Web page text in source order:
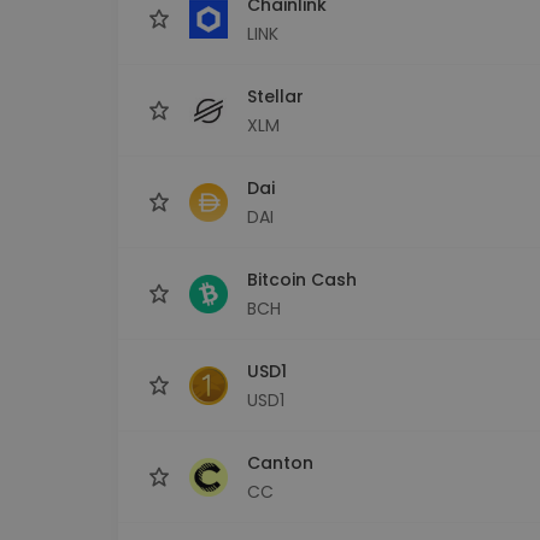
LINK
Stellar
XLM
Dai
DAI
Bitcoin Cash
BCH
USD1
USD1
Canton
CC